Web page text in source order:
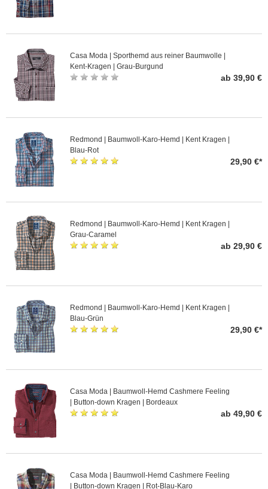
Casa Moda | Sporthemd aus reiner Baumwolle |
Kent-Kragen | Grau-Burgund
ab 39,90 €
Redmond | Baumwoll-Karo-Hemd | Kent Kragen |
Blau-Rot
29,90 €*
Redmond | Baumwoll-Karo-Hemd | Kent Kragen |
Grau-Caramel
ab 29,90 €
Redmond | Baumwoll-Karo-Hemd | Kent Kragen |
Blau-Grün
29,90 €*
Casa Moda | Baumwoll-Hemd Cashmere Feeling
| Button-down Kragen | Bordeaux
ab 49,90 €
Casa Moda | Baumwoll-Hemd Cashmere Feeling
| Button-down Kragen | Rot-Blau-Karo